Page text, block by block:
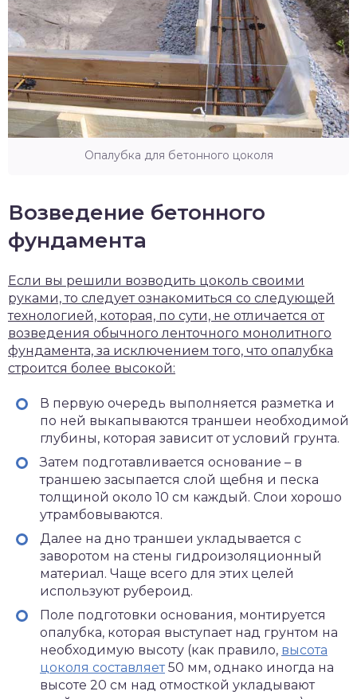
Опалубка для бетонного цоколя
Возведение бетонного
фундамента
Если вы решили возводить цоколь своими
руками, то следует ознакомиться со следующей
технологией, которая, по сути, не отличается от
возведения обычного ленточного монолитного
фундамента, за исключением того, что опалубка
строится более высокой:
В первую очередь выполняется разметка и
по ней выкапываются траншеи необходимой
глубины, которая зависит от условий грунта.
Затем подготавливается основание – в
траншею засыпается слой щебня и песка
толщиной около 10 см каждый. Слои хорошо
утрамбовываются.
Далее на дно траншеи укладывается с
заворотом на стены гидроизоляционный
материал. Чаще всего для этих целей
используют рубероид.
Поле подготовки основания, монтируется
опалубка, которая выступает над грунтом на
необходимую высоту (как правило, высота
цоколя составляет50 мм, однако иногда на
высоте 20 см над отмосткой укладывают